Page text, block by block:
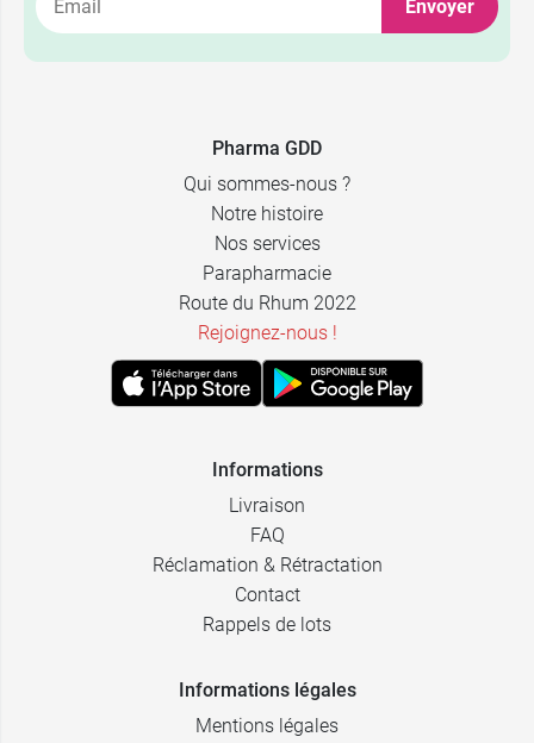
150 ml
Envoyer
Pharma GDD
Qui sommes-nous ?
Notre histoire
Nos services
Parapharmacie
Route du Rhum 2022
Rejoignez-nous !
Informations
Livraison
FAQ
Réclamation & Rétractation
Contact
Rappels de lots
Informations légales
Mentions légales